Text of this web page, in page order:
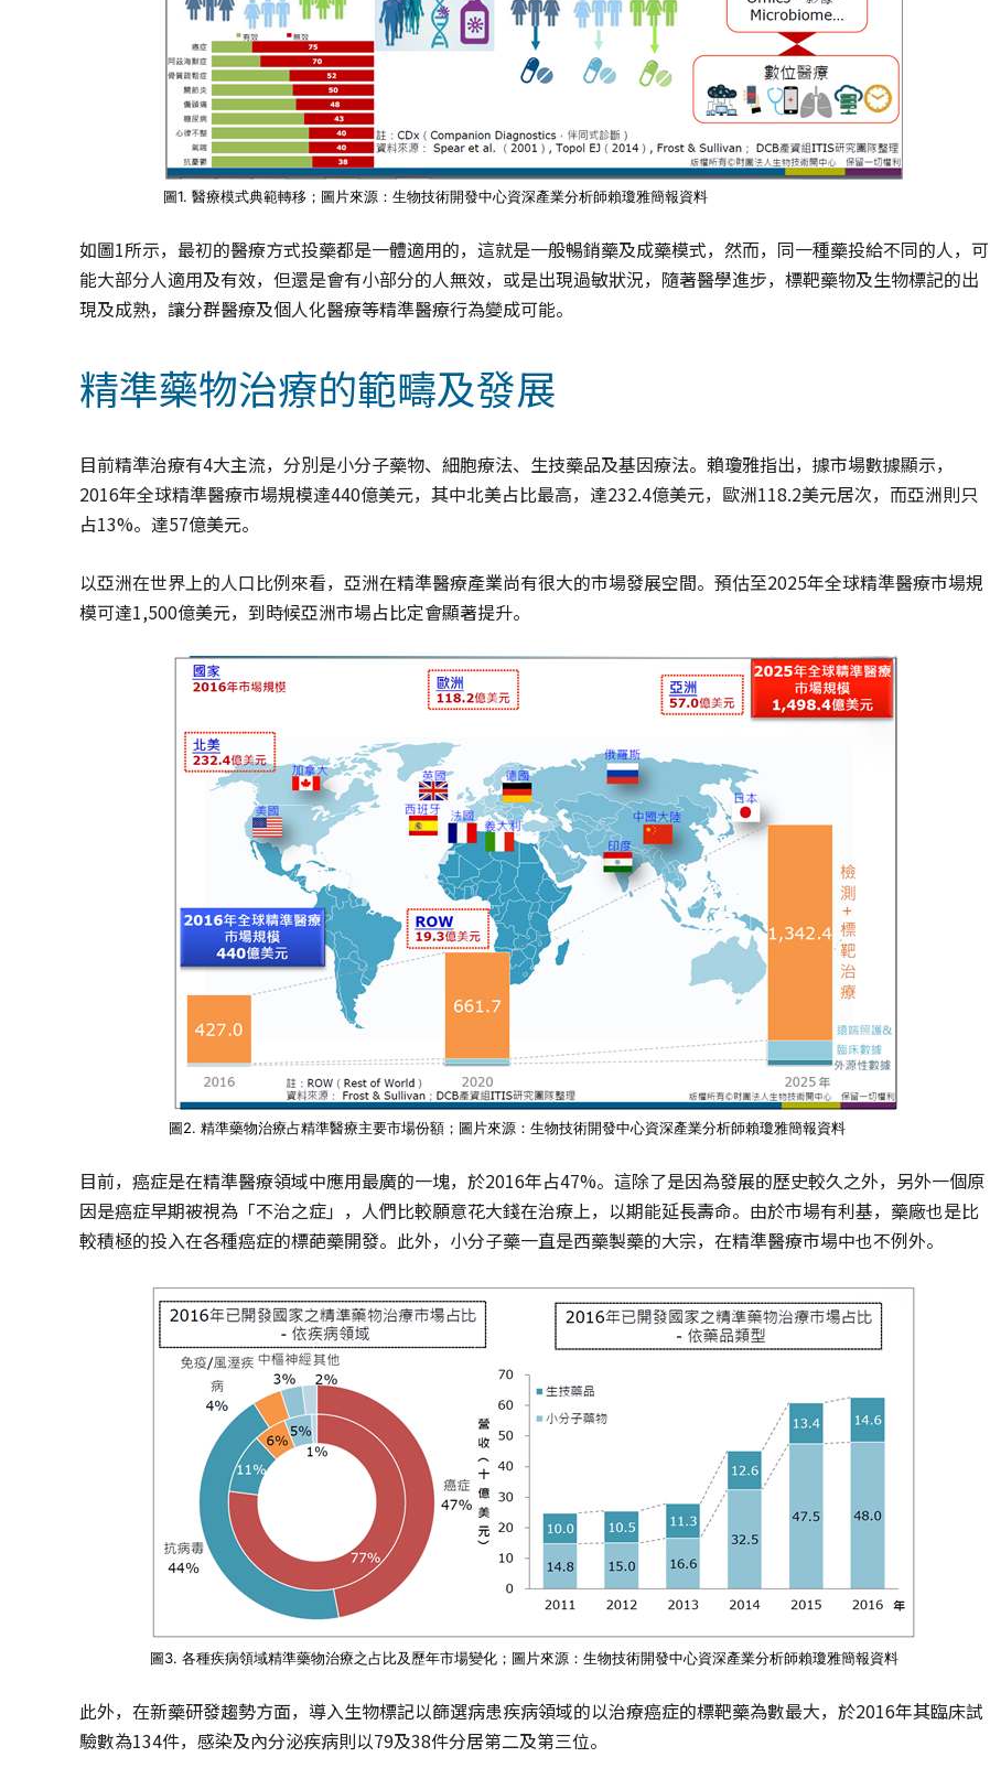
圖1. 醫療模式典範轉移；圖片來源：生物技術開發中心資深產業分析師賴瓊雅簡報資料
如圖1所示，最初的醫療方式投藥都是一體適用的，這就是一般暢銷藥及成藥模式，然而，同一種藥投給不同的人，可
能大部分人適用及有效，但還是會有小部分的人無效，或是出現過敏狀況，隨著醫學進步，標靶藥物及生物標記的出
現及成熟，讓分群醫療及個人化醫療等精準醫療行為變成可能。
精準藥物治療的範疇及發展
目前精準治療有4大主流，分別是小分子藥物、細胞療法、生技藥品及基因療法。賴瓊雅指出，據市場數據顯示，
2016年全球精準醫療市場規模達440億美元，其中北美占比最高，達232.4億美元，歐洲118.2美元居次，而亞洲則只
占13%。達57億美元。
以亞洲在世界上的人口比例來看，亞洲在精準醫療產業尚有很大的市場發展空間。預估至2025年全球精準醫療市場規
模可達1,500億美元，到時候亞洲市場占比定會顯著提升。
圖2. 精準藥物治療占精準醫療主要市場份額；圖片來源：生物技術開發中心資深產業分析師賴瓊雅簡報資料
目前，癌症是在精準醫療領域中應用最廣的一塊，於2016年占47%。這除了是因為發展的歷史較久之外，另外一個原
因是癌症早期被視為「不治之症」，人們比較願意花大錢在治療上，以期能延長壽命。由於市場有利基，藥廠也是比
較積極的投入在各種癌症的標葩藥開發。此外，小分子藥一直是西藥製藥的大宗，在精準醫療市場中也不例外。
圖3. 各種疾病領域精準藥物治療之占比及歷年市場變化；圖片來源：生物技術開發中心資深產業分析師賴瓊雅簡報資料
此外，在新藥研發趨勢方面，導入生物標記以篩選病患疾病領域的以治療癌症的標靶藥為數最大，於2016年其臨床試
驗數為134件，感染及內分泌疾病則以79及38件分居第二及第三位。